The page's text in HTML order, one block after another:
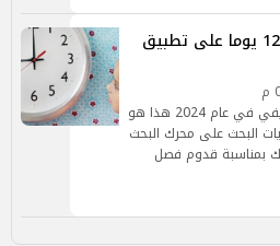
استعدوا لتقديم الساعة.. 12 يوما على تطبيق
متى سيتم تطبيق التوقيت الصيفي في عام 2024 هذا هو
البحث على محرك البحث
بمناسبة قدوم فصل